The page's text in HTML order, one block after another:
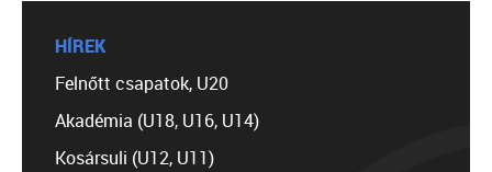
HÍREK
Felnőtt csapatok, U20
Akadémia (U18, U16, U14)
Kosársuli (U12, U11)